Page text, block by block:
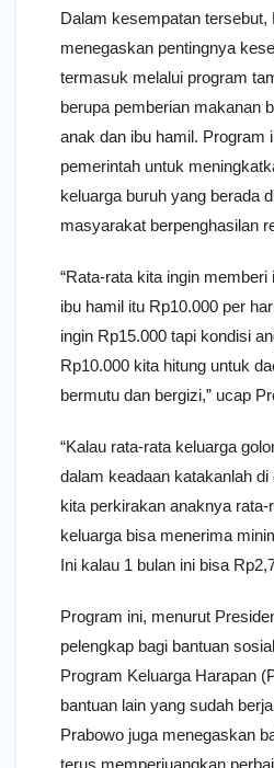
Dalam kesempatan tersebut,
menegaskan pentingnya
termasuk melalui program
berupa pemberian makanan
anak dan ibu hamil. Program
pemerintah untuk
keluarga buruh yang berada
masyarakat berpenghasilan
“Rata-rata kita ingin
ibu hamil itu Rp10.000 per
ingin Rp15.000 tapi kondisi
Rp10.000 kita hitung untuk
bermutu dan bergizi,” ucap
“Kalau rata-rata keluarga
dalam keadaan katakanlah
kita perkirakan anaknya rata-
keluarga bisa menerima
Ini kalau 1 bulan ini bisa
Program ini, menurut
pelengkap bagi bantuan
Program Keluarga Harapan
bantuan lain yang sudah
Prabowo juga menegaskan
terus memperjuangkan